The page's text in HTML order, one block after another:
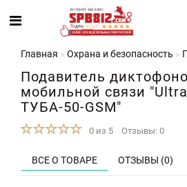
Главная Охрана и безопасность
Подавитель
мобильной связи
ТУБА-50-GSM"
0 из 5 Отзывы: 0
ВСЕ О ТОВАРЕ ОТЗЫВЫ (0)